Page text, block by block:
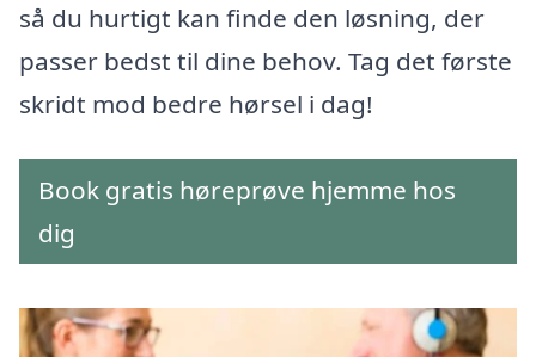
så du hurtigt kan finde den løsning, der
passer bedst til dine behov. Tag det første
skridt mod bedre hørsel i dag!
Book gratis høreprøve hjemme hos
dig